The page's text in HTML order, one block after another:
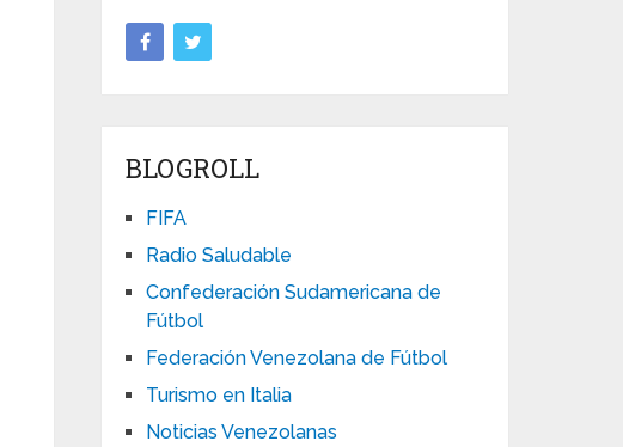
BLOGROLL
FIFA
Radio Saludable
Confederación Sudamericana de
Fútbol
Federación Venezolana de Fútbol
Turismo en Italia
Noticias Venezolanas